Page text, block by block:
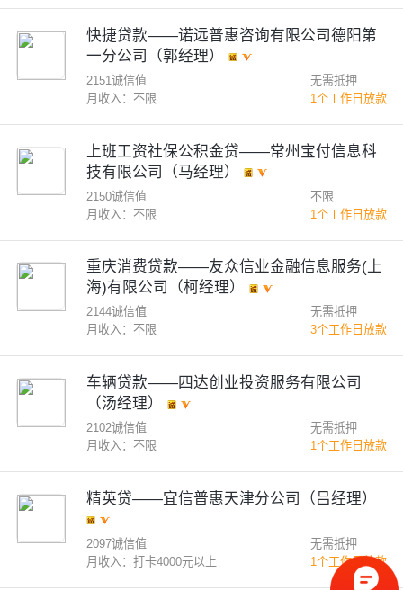
快捷贷款——诺远普惠咨询有限公司德阳第
一分公司（郭经理）
2151诚信值
月收入：不限
无需抵押
1个工作日放款
上班工资社保公积金贷——常州宝付信息科
技有限公司（马经理）
2150诚信值
月收入：不限
不限
1个工作日放款
重庆消费贷款——友众信业金融信息服务(上
海)有限公司（柯经理）
2144诚信值
月收入：不限
无需抵押
3个工作日放款
车辆贷款——四达创业投资服务有限公司
（汤经理）
2102诚信值
月收入：不限
无需抵押
1个工作日放款
精英贷——宜信普惠天津分公司（吕经理）
2097诚信值
月收入：打卡4000元以上
无需抵押
1个工作日放款